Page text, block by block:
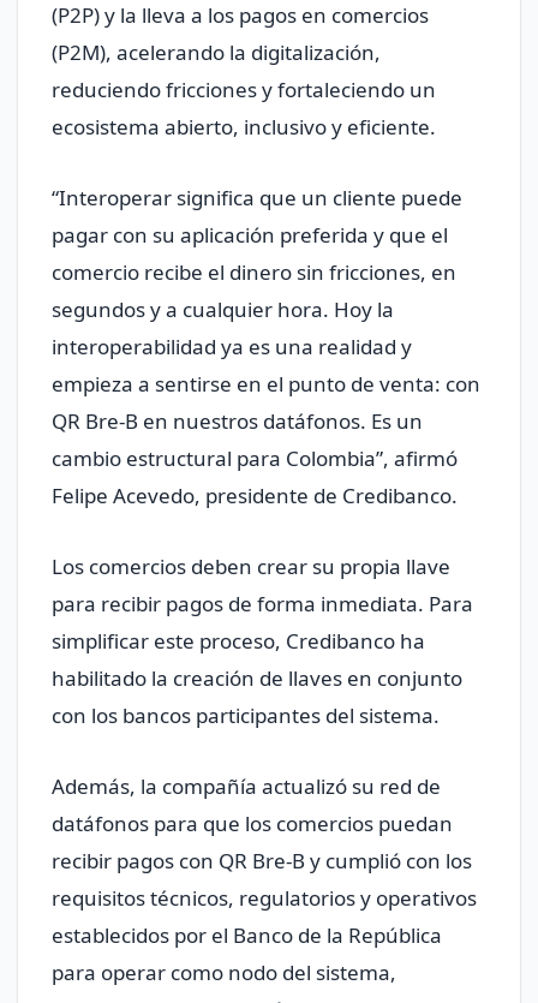
(P2P) y la lleva a los pagos en comercios
(P2M), acelerando la digitalización,
reduciendo fricciones y fortaleciendo un
ecosistema abierto, inclusivo y eficiente.
“Interoperar significa que un cliente puede
pagar con su aplicación preferida y que el
comercio recibe el dinero sin fricciones, en
segundos y a cualquier hora. Hoy la
interoperabilidad ya es una realidad y
empieza a sentirse en el punto de venta: con
QR Bre-B en nuestros datáfonos. Es un
cambio estructural para Colombia”, afirmó
Felipe Acevedo, presidente de Credibanco.
Los comercios deben crear su propia llave
para recibir pagos de forma inmediata. Para
simplificar este proceso, Credibanco ha
habilitado la creación de llaves en conjunto
con los bancos participantes del sistema.
Además, la compañía actualizó su red de
datáfonos para que los comercios puedan
recibir pagos con QR Bre-B y cumplió con los
requisitos técnicos, regulatorios y operativos
establecidos por el Banco de la República
para operar como nodo del sistema,